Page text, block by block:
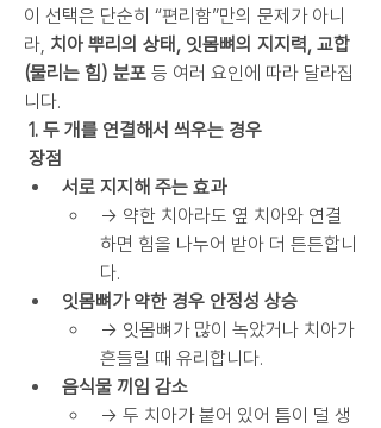
이 선택은 단순히 “편리함”만의 문제가 아니
라, 치아 뿌리의 상태, 잇몸뼈의 지지력, 교합
(물리는 힘) 분포 등 여러 요인에 따라 달라집
니다.
1. 두 개를 연결해서 씌우는 경우
장점
서로 지지해 주는 효과
→ 약한 치아라도 옆 치아와 연결
하면 힘을 나누어 받아 더 튼튼합니
다.
잇몸뼈가 약한 경우 안정성 상승
→ 잇몸뼈가 많이 녹았거나 치아가
흔들릴 때 유리합니다.
음식물 끼임 감소
→ 두 치아가 붙어 있어 틈이 덜 생